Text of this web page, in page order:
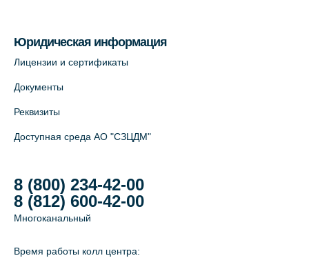
Юридическая информация
Лицензии и сертификаты
Документы
Реквизиты
Доступная среда АО "СЗЦДМ"
8 (800) 234-42-00
8 (812) 600-42-00
Многоканальный
Время работы колл центра: